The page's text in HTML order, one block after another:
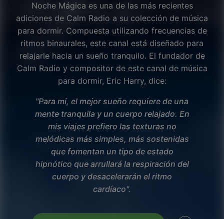
Noche Mágica es una de las más recientes
adiciones de Calm Radio a su colección de música
para dormir. Compuesta utilizando frecuencias de
ritmos binaurales, este canal está diseñado para
relajarle hacia un sueño tranquilo. El fundador de
Calm Radio y compositor de este canal de música
para dormir, Eric Harry, dice:
"Para mí, el mejor sueño requiere de una
mente tranquila y un cuerpo relajado. En
mis viajes prefiero las texturas no
melódicas más simples, más sostenidas
que fomentan un tipo de estado
hipnótico que arrullará la respiración del
cuerpo y desacelerarán el ritmo
cardíaco".
Facebook